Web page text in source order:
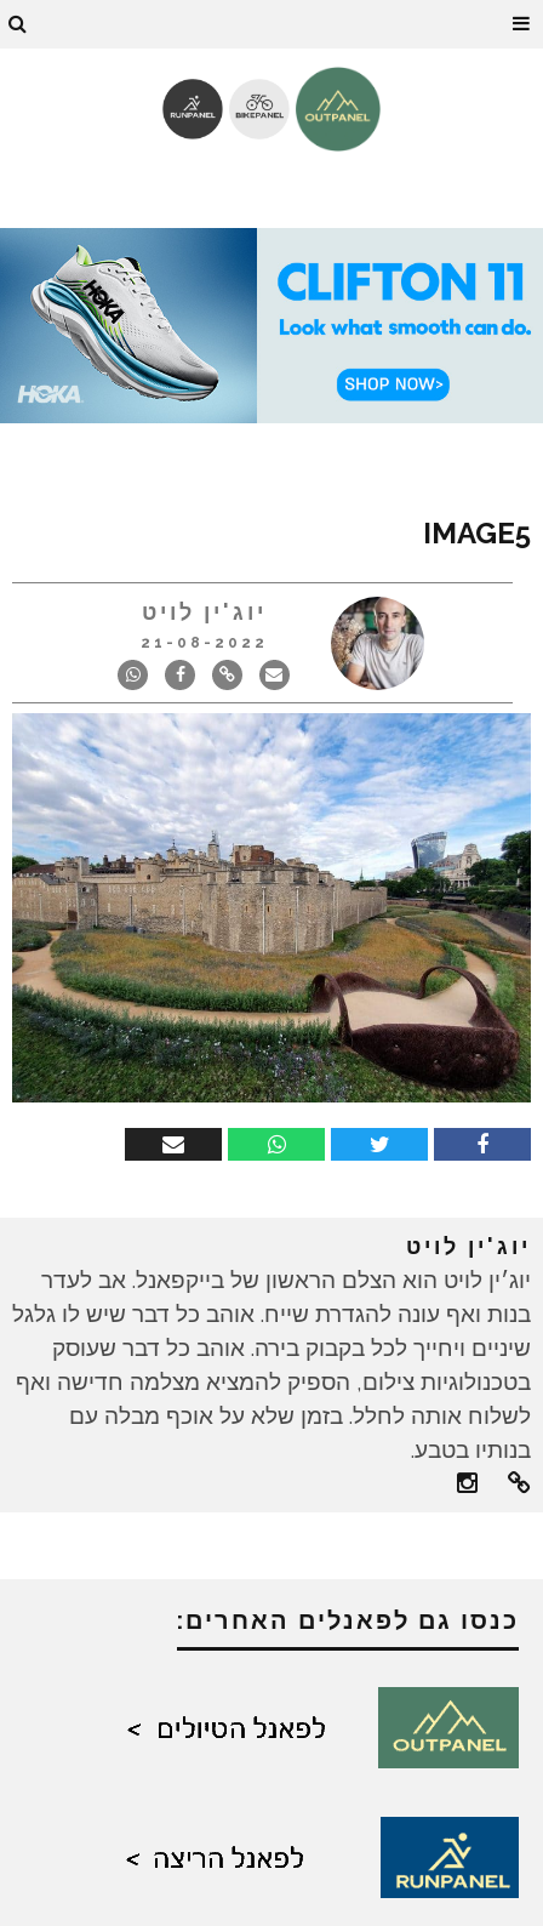
IMAGE5
יוג'ין לויט
21-08-2022
יוג'ין לויט
יוג׳ין לויט הוא הצלם הראשון של בייקפאנל. אב לעדר
בנות ואף עונה להגדרת שייח. אוהב כל דבר שיש לו גלגל
שיניים ויחייך לכל בקבוק בירה. אוהב כל דבר שעוסק
בטכנולוגיות צילום, הספיק להמציא מצלמה חדישה ואף
לשלוח אותה לחלל. בזמן שלא על אוכף מבלה עם
בנותיו בטבע.
כנסו גם לפאנלים האחרים: